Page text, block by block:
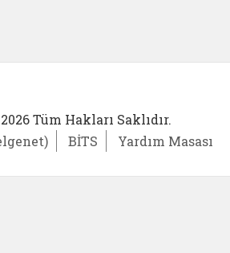
Tüm Hakları Saklıdır.
BİTS Yardım Masası